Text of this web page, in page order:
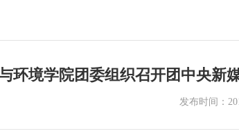
环境学院团委组织召开团中央新
发布时间：